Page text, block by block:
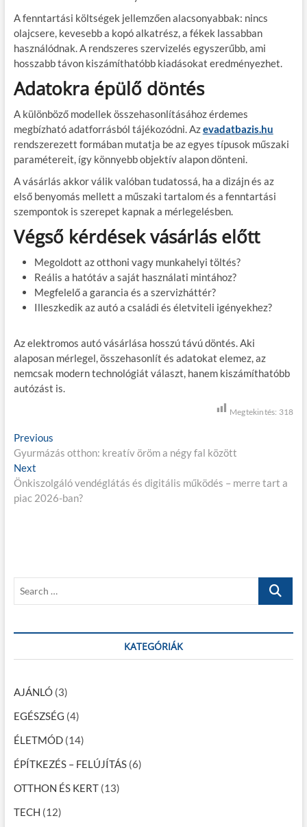
A fenntartási költségek jellemzően alacsonyabbak: nincs
olajcsere, kevesebb a kopó alkatrész, a fékek lassabban
használódnak. A rendszeres szervizelés egyszerűbb, ami
hosszabb távon kiszámíthatóbb kiadásokat eredményezhet.
Adatokra épülő döntés
A különböző modellek összehasonlításához érdemes
megbízható adatforrásból tájékozódni. Azevadatbazis.hu
rendszerezett formában mutatja be az egyes típusok műszaki
paramétereit, így könnyebb objektív alapon dönteni.
A vásárlás akkor válik valóban tudatossá, ha a dizájn és az
első benyomás mellett a műszaki tartalom és a fenntartási
szempontok is szerepet kapnak a mérlegelésben.
Végső kérdések vásárlás előtt
Megoldott az otthoni vagy munkahelyi töltés?
Reális a hatótáv a saját használati mintához?
Megfelelő a garancia és a szervizháttér?
Illeszkedik az autó a családi és életviteli igényekhez?
Az elektromos autó vásárlása hosszú távú döntés. Aki
alaposan mérlegel, összehasonlít és adatokat elemez, az
nemcsak modern technológiát választ, hanem kiszámíthatóbb
autózást is.
Megtekintés: 318
B
e
j
e
z
é
n
a
v
i
g
á
c
i
ó
Previous
r
v
i
t
Gyurmázás otthon: kreatív öröm a négy fal között
Next
e
x
:
Önkiszolgáló vendéglátás és digitális működés – merre tart a
piac 2026-ban?
r
h
KATEGÓRIÁK
AJÁNLÓ(3)
EGÉSZSÉG (4)
ÉLETMÓD(14)
ÉPÍTKEZÉS – FELÚJÍTÁS(6)
OTTHON ÉS KERT(13)
TECH (12)